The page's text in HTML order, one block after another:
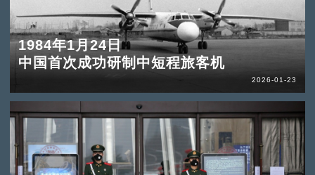
1984年1月24日
中国首次成功研制中短程旅客机
2026-01-23